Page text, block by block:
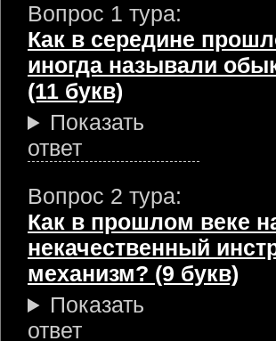
Вопрос 1 тура:
Как в середине
иногда называли
(11 букв)
Показать
ответ
Вопрос 2 тура:
Как в прошлом веке
некачественный
механизм? (9 букв)
Показать
ответ